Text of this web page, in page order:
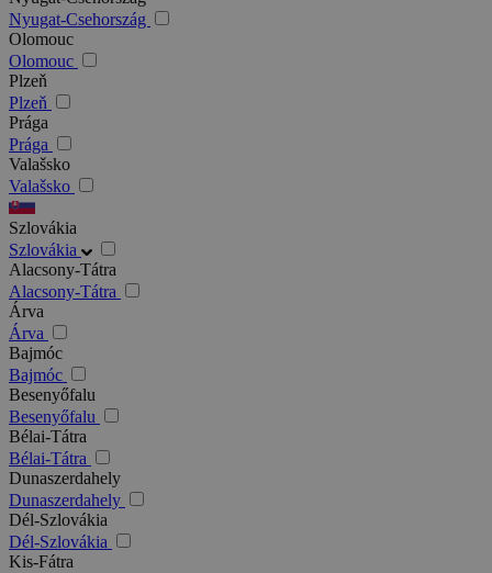
Nyugat-Csehország
Olomouc
Olomouc
Plzeň
Plzeň
Prága
Prága
Valašsko
Valašsko
Szlovákia
Szlovákia
Alacsony-Tátra
Alacsony-Tátra
Árva
Árva
Bajmóc
Bajmóc
Besenyőfalu
Besenyőfalu
Bélai-Tátra
Bélai-Tátra
Dunaszerdahely
Dunaszerdahely
Dél-Szlovákia
Dél-Szlovákia
Kis-Fátra